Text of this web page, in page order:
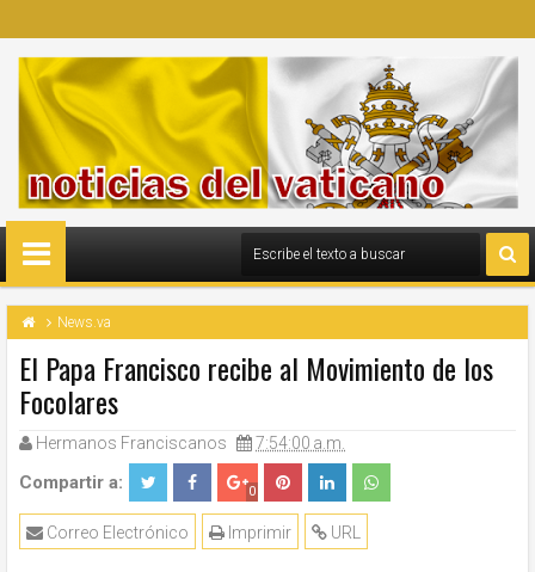
News.va
El Papa Francisco recibe al Movimiento de los
Focolares
Hermanos Franciscanos 7:54:00 a.m.
Compartir a: 0
URL
Imprimir
Correo Electrónico